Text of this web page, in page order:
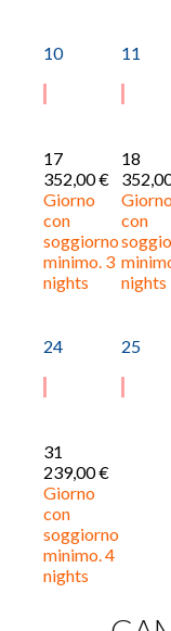
10 11
17
352,00 €
Giorno
con
soggiorno
minimo. 3
nights
18
con
nights
24 25
31
239,00 €
Giorno
con
soggiorno
minimo. 4
nights